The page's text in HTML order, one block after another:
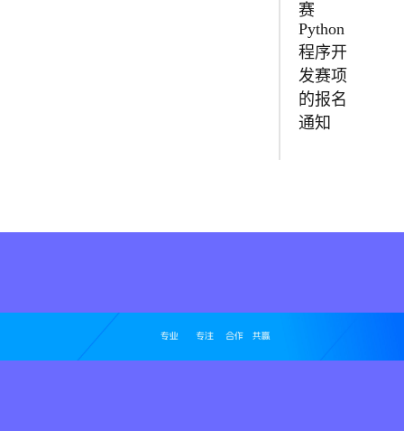
赛
Python
程序开
发赛项
的报名
通知